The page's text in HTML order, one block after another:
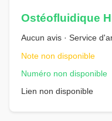
Ostéofluidique
Aucun avis · Service
Note non disponible
Numéro non disponible
Lien non disponible